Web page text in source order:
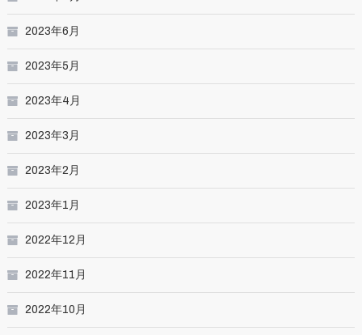
2023年6月
2023年5月
2023年4月
2023年3月
2023年2月
2023年1月
2022年12月
2022年11月
2022年10月